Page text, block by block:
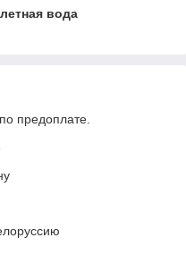
вода
предоплате.